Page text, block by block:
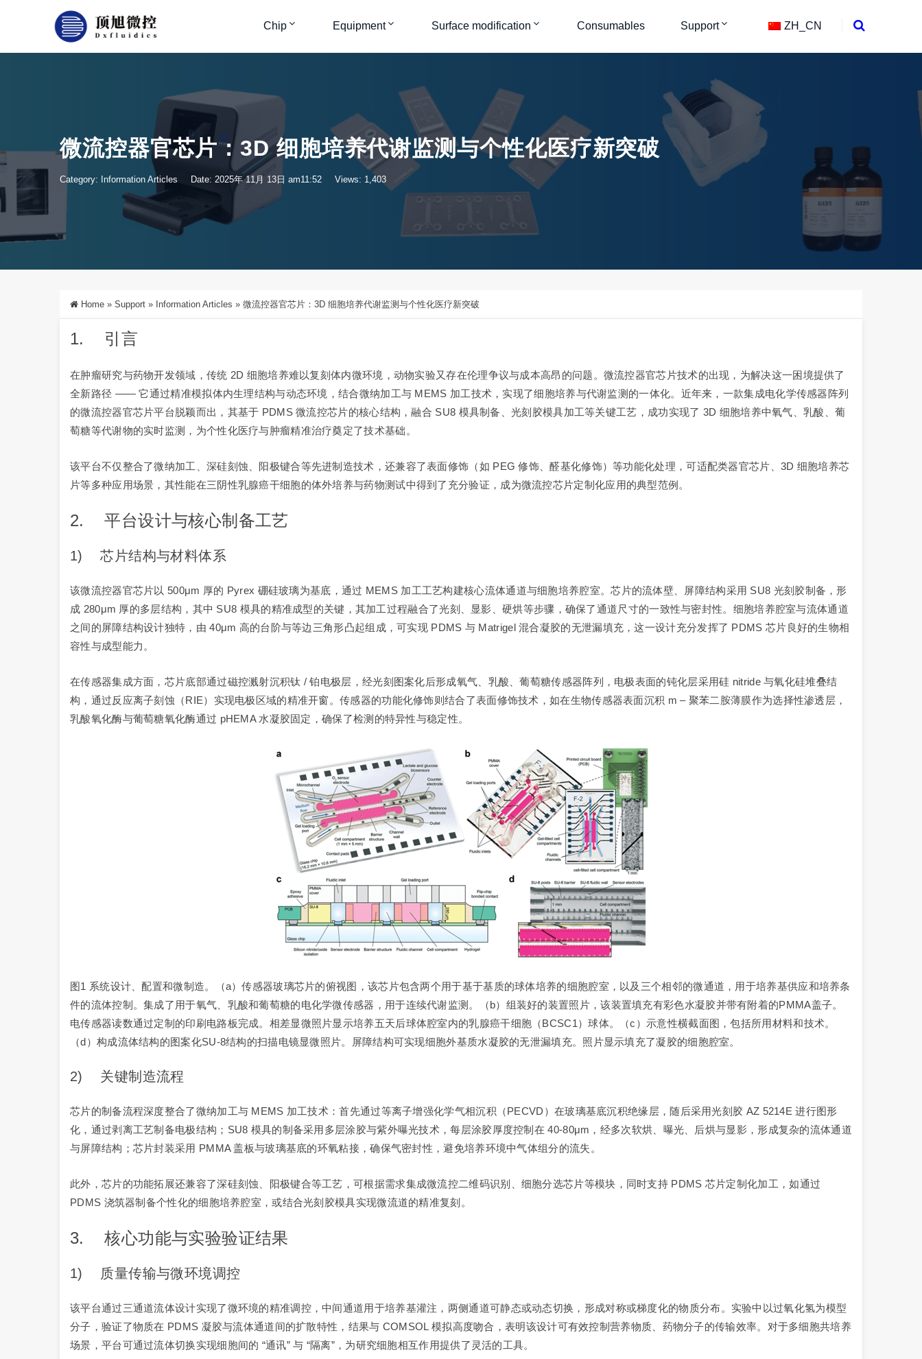
Chip Equipment Surface modification Consumables Support ZH_CN
微流控器官芯片：3D 细胞培养代谢监测与个性化医疗新突破
Category: Information Articles Date: 2025年 11月 13日 am11:52 Views: 1,403
Home » Support » Information Articles » 微流控器官芯片：3D 细胞培养代谢监测与个性化医疗新突破
1. 引言
在肿瘤研究与药物开发领域，传统 2D 细胞培养难以复刻体内微环境，动物实验又存在伦理争议与成本高昂的问题。微流控器官芯片技术的出现，为解决这一困境提供了
全新路径 —— 它通过精准模拟体内生理结构与动态环境，结合微纳加工与 MEMS 加工技术，实现了细胞培养与代谢监测的一体化。近年来，一款集成电化学传感器阵列
的微流控器官芯片平台脱颖而出，其基于 PDMS 微流控芯片的核心结构，融合 SU8 模具制备、光刻胶模具加工等关键工艺，成功实现了 3D 细胞培养中氧气、乳酸、葡
萄糖等代谢物的实时监测，为个性化医疗与肿瘤精准治疗奠定了技术基础。
该平台不仅整合了微纳加工、深硅刻蚀、阳极键合等先进制造技术，还兼容了表面修饰（如 PEG 修饰、醛基化修饰）等功能化处理，可适配类器官芯片、3D 细胞培养芯
片等多种应用场景，其性能在三阴性乳腺癌干细胞的体外培养与药物测试中得到了充分验证，成为微流控芯片定制化应用的典型范例。
2. 平台设计与核心制备工艺
1) 芯片结构与材料体系
该微流控器官芯片以 500μm 厚的 Pyrex 硼硅玻璃为基底，通过 MEMS 加工工艺构建核心流体通道与细胞培养腔室。芯片的流体壁、屏障结构采用 SU8 光刻胶制备，形
成 280μm 厚的多层结构，其中 SU8 模具的精准成型的关键，其加工过程融合了光刻、显影、硬烘等步骤，确保了通道尺寸的一致性与密封性。细胞培养腔室与流体通道
之间的屏障结构设计独特，由 40μm 高的台阶与等边三角形凸起组成，可实现 PDMS 与 Matrigel 混合凝胶的无泄漏填充，这一设计充分发挥了 PDMS 芯片良好的生物相
容性与成型能力。
在传感器集成方面，芯片底部通过磁控溅射沉积钛 / 铂电极层，经光刻图案化后形成氧气、乳酸、葡萄糖传感器阵列，电极表面的钝化层采用硅 nitride 与氧化硅堆叠结
构，通过反应离子刻蚀（RIE）实现电极区域的精准开窗。传感器的功能化修饰则结合了表面修饰技术，如在生物传感器表面沉积 m – 聚苯二胺薄膜作为选择性渗透层，
乳酸氧化酶与葡萄糖氧化酶通过 pHEMA 水凝胶固定，确保了检测的特异性与稳定性。
图1 系统设计、配置和微制造。（a）传感器玻璃芯片的俯视图，该芯片包含两个用于基于基质的球体培养的细胞腔室，以及三个相邻的微通道，用于培养基供应和培养条
件的流体控制。集成了用于氧气、乳酸和葡萄糖的电化学微传感器，用于连续代谢监测。（b）组装好的装置照片，该装置填充有彩色水凝胶并带有附着的PMMA盖子。
电传感器读数通过定制的印刷电路板完成。相差显微照片显示培养五天后球体腔室内的乳腺癌干细胞（BCSC1）球体。（c）示意性横截面图，包括所用材料和技术。
（d）构成流体结构的图案化SU-8结构的扫描电镜显微照片。屏障结构可实现细胞外基质水凝胶的无泄漏填充。照片显示填充了凝胶的细胞腔室。
2) 关键制造流程
芯片的制备流程深度整合了微纳加工与 MEMS 加工技术：首先通过等离子增强化学气相沉积（PECVD）在玻璃基底沉积绝缘层，随后采用光刻胶 AZ 5214E 进行图形
化，通过剥离工艺制备电极结构；SU8 模具的制备采用多层涂胶与紫外曝光技术，每层涂胶厚度控制在 40-80μm，经多次软烘、曝光、后烘与显影，形成复杂的流体通道
与屏障结构；芯片封装采用 PMMA 盖板与玻璃基底的环氧粘接，确保气密封性，避免培养环境中气体组分的流失。
此外，芯片的功能拓展还兼容了深硅刻蚀、阳极键合等工艺，可根据需求集成微流控二维码识别、细胞分选芯片等模块，同时支持 PDMS 芯片定制化加工，如通过
PDMS 浇筑器制备个性化的细胞培养腔室，或结合光刻胶模具实现微流道的精准复刻。
3. 核心功能与实验验证结果
1) 质量传输与微环境调控
该平台通过三通道流体设计实现了微环境的精准调控，中间通道用于培养基灌注，两侧通道可静态或动态切换，形成对称或梯度化的物质分布。实验中以过氧化氢为模型
分子，验证了物质在 PDMS 凝胶与流体通道间的扩散特性，结果与 COMSOL 模拟高度吻合，表明该设计可有效控制营养物质、药物分子的传输效率。对于多细胞共培养
场景，平台可通过流体切换实现细胞间的 “通讯” 与 “隔离”，为研究细胞相互作用提供了灵活的工具。